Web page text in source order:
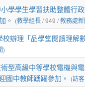
學學生學習扶助整體行
。 (教學組長/ 949 /教務處
辦理「品學堂閱讀理解
)
型高級中等學校電機與
國中教師踴躍參加。 (訪客